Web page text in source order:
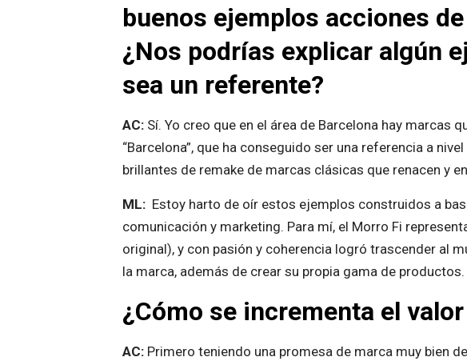
buenos ejemplos acciones
¿Nos podrías explicar algún
sea un referente?
AC: Sí. Yo creo que en el área de Barcelona hay marcas
“Barcelona”, que ha conseguido ser una referencia a
brillantes de remake de marcas clásicas que renacen y
ML: Estoy harto de oír estos ejemplos construidos a
comunicación y marketing. Para mí, el Morro Fi
original), y con pasión y coherencia logró trascender al
la marca, además de crear su propia gama de productos.
¿Cómo se incrementa el
AC:Primero teniendo una promesa de marca muy bien